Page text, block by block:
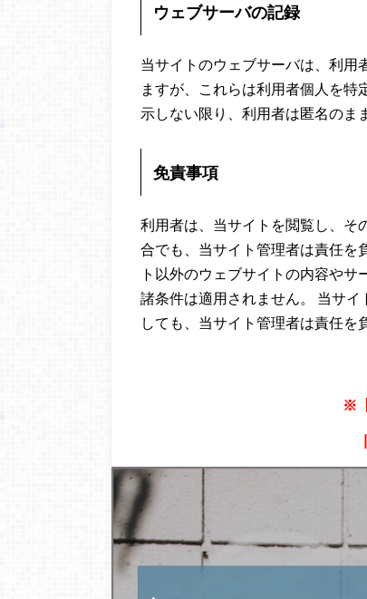
ウェブサーバの記録
当サイトのウェブサーバは、利用
ますが、これらは利用者個人を
示しない限り、利用者は匿名のま
免責事項
利用者は、当サイトを閲覧し、そ
合でも、当サイト管理者は責任を
ト以外のウェブサイトの内容や
諸条件は適用されません。 当サ
しても、当サイト管理者は責任を
※